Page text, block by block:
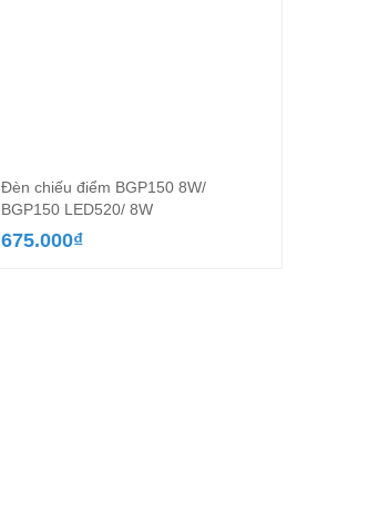
Đèn chiếu điểm BGP150 8W/
BGP150 LED520/ 8W
675.000₫